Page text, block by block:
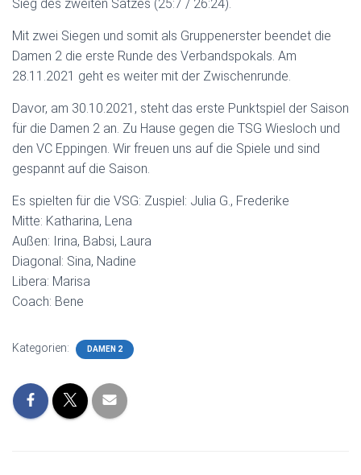
Sieg des zweiten Satzes (25:7 / 26:24).
Mit zwei Siegen und somit als Gruppenerster beendet die
Damen 2 die erste Runde des Verbandspokals. Am
28.11.2021 geht es weiter mit der Zwischenrunde.
Davor, am 30.10.2021, steht das erste Punktspiel der Saison
für die Damen 2 an. Zu Hause gegen die TSG Wiesloch und
den VC Eppingen. Wir freuen uns auf die Spiele und sind
gespannt auf die Saison.
Es spielten für die VSG: Zuspiel: Julia G., Frederike
Mitte: Katharina, Lena
Außen: Irina, Babsi, Laura
Diagonal: Sina, Nadine
Libera: Marisa
Coach: Bene
Kategorien: DAMEN 2